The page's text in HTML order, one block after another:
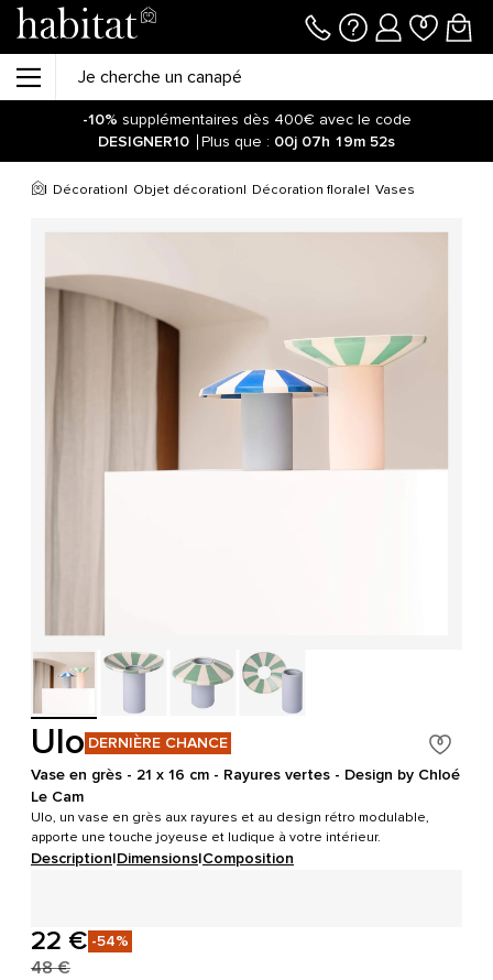
-10% supplémentaires dès 400€ avec le code
DESIGNER10
Plus que : 00j 07h 19m 52s
Soyez informé de la réouverture des ventes sur notre site !
Cliquez ici.
DESIGNER10
Plus que :00j 07h 19m 58s
Décoration Objet décoration Décoration florale Vases
Ulo DERNIÈRE CHANCE
Vase en grès - 21 x 16 cm - Rayures vertes - Design by Chloé
Le Cam
Ulo, un vase en grès aux rayures et au design rétro modulable,
apporte une touche joyeuse et ludique à votre intérieur.
Description|Dimensions|Composition
22 € -54%
48 €